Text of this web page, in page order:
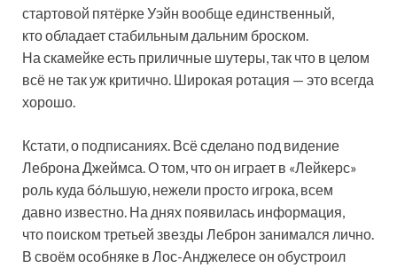
стартовой пятёрке Уэйн вообще единственный,
кто обладает стабильным дальним броском.
На скамейке есть приличные шутеры, так что в целом
всё не так уж критично. Широкая ротация — это всегда
хорошо.
Кстати, о подписаниях. Всё сделано под видение
Леброна Джеймса. О том, что он играет в «Лейкерс»
роль куда бóльшую, нежели просто игрока, всем
давно известно. На днях появилась информация,
что поиском третьей звезды Леброн занимался лично.
В своём особняке в Лос-Анджелесе он обустроил